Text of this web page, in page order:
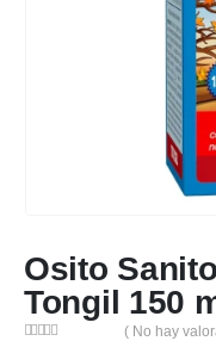
Osito
Tongil 150
( No hay